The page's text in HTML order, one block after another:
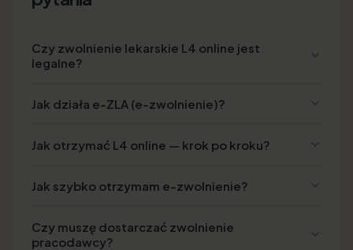
Czy zwolnienie lekarskie L4 online jest
legalne?
Jak działa e-ZLA (e-zwolnienie)?
Jak otrzymać L4 online — krok po kroku?
Jak szybko otrzymam e-zwolnienie?
Czy muszę dostarczać zwolnienie
pracodawcy?